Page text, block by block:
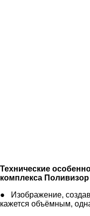
Технические
комплекса
● Изображение,
кажется объёмным,